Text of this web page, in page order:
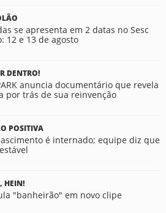
se apresenta em 2 datas no Sesc
12 e 13 de agosto
DENTRO!
anuncia documentário que revela
por trás de sua reinvenção
POSITIVA
é internado; equipe diz que
HEIN!
"banheirão" em novo clipe